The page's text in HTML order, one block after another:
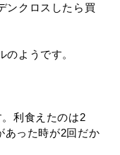
ンクロスしたら買
ようです。
利食えたのは2
あった時が2回だか